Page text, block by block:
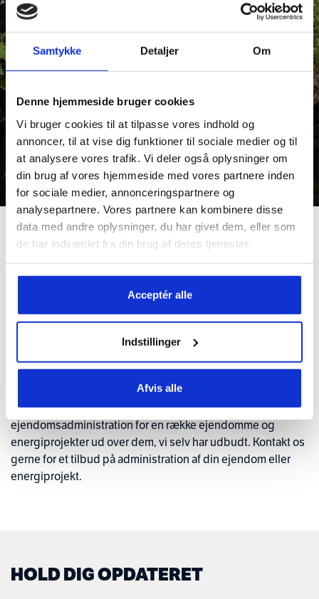
Samtykke Detaljer Om
Denne hjemmeside bruger cookies
Vi bruger cookies til at tilpasse vores indhold og
annoncer, til at vise dig funktioner til sociale medier og til
at analysere vores trafik. Vi deler også oplysninger om
din brug af vores hjemmeside med vores partnere inden
for sociale medier, annonceringspartnere og
analysepartnere. Vores partnere kan kombinere disse
data med andre oplysninger, du har givet dem, eller som
de har indsamlet fra din brug af deres tjenester.
Acceptér alle
Indstillinger
Afvis alle
Crescendo Asset Management ApS har indgået ny aftale
om selskabs- og ejendomsadministration med
ejendommen Engboulevarden 1 i Randers.
Der er tale om en velbeliggende erhvervsejendom i
bydelen Kristrup udlejet til Fakta og Tandlægerne
Engboulevarden. Vi takker for tilliden og byder velkommen
Crescendo Asset Management ApS varetager selskabs- og
ejendomsadministration for en række ejendomme og
energiprojekter ud over dem, vi selv har udbudt. Kontakt os
gerne for et tilbud på administration af din ejendom eller
energiprojekt.
HOLD DIG OPDATERET